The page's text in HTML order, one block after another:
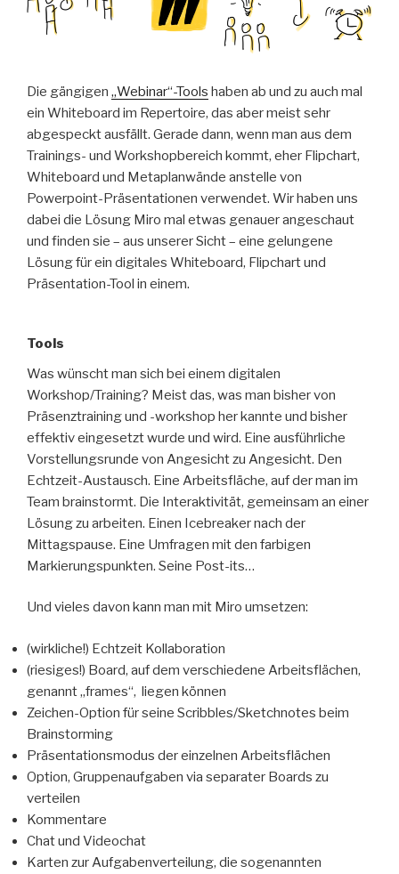
Die gängigen „Webinar“-Tools haben ab und zu auch mal
ein Whiteboard im Repertoire, das aber meist sehr
abgespeckt ausfällt. Gerade dann, wenn man aus dem
Trainings- und Workshopbereich kommt, eher Flipchart,
Whiteboard und Metaplanwände anstelle von
Powerpoint-Präsentationen verwendet. Wir haben uns
dabei die Lösung Miro mal etwas genauer angeschaut
und finden sie – aus unserer Sicht – eine gelungene
Lösung für ein digitales Whiteboard, Flipchart und
Präsentation-Tool in einem.
Tools
Was wünscht man sich bei einem digitalen
Workshop/Training? Meist das, was man bisher von
Präsenztraining und -workshop her kannte und bisher
effektiv eingesetzt wurde und wird. Eine ausführliche
Vorstellungsrunde von Angesicht zu Angesicht. Den
Echtzeit-Austausch. Eine Arbeitsfläche, auf der man im
Team brainstormt. Die Interaktivität, gemeinsam an einer
Lösung zu arbeiten. Einen Icebreaker nach der
Mittagspause. Eine Umfragen mit den farbigen
Markierungspunkten. Seine Post-its…
Und vieles davon kann man mit Miro umsetzen:
(wirkliche!) Echtzeit Kollaboration
(riesiges!) Board, auf dem verschiedene Arbeitsflächen,
genannt „frames“, liegen können
Zeichen-Option für seine Scribbles/Sketchnotes beim
Brainstorming
Präsentationsmodus der einzelnen Arbeitsflächen
Option, Gruppenaufgaben via separater Boards zu
verteilen
Kommentare
Chat und Videochat
Karten zur Aufgabenverteilung, die sogenannten